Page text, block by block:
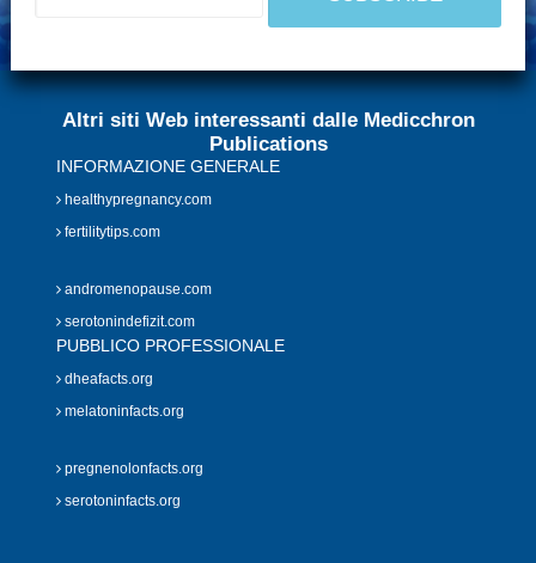
Altri siti Web interessanti dalle Medicchron
Publications
INFORMAZIONE GENERALE
healthypregnancy.com
fertilitytips.com
andromenopause.com
serotonindefizit.com
PUBBLICO PROFESSIONALE
dheafacts.org
melatoninfacts.org
pregnenolonfacts.org
serotoninfacts.org